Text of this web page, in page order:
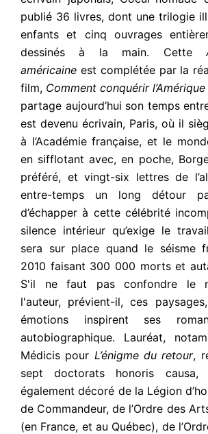
publié 36 livres, dont une trilogie
enfants et cinq ouvrages
dessinés à la main. Cette
américaine est complétée par la
film, Comment conquérir
partage aujourd’hui son temps
est devenu écrivain, Paris, où il
à l’Académie française, et le
en sifflotant avec, en poche,
préféré, et vingt-six lettres de
entre-temps un long détour
d’échapper à cette célébrité
silence intérieur qu’exige le
sera sur place quand le séisme
2010 faisant 300 000 morts et
S'il ne faut pas confondre le
l'auteur, prévient-il, ces
émotions inspirent ses
autobiographique. Lauréat,
Médicis pour L’énigme du retour,
sept doctorats honoris causa,
également décoré de la Légion
de Commandeur, de l’Ordre des
(en France, et au Québec), de